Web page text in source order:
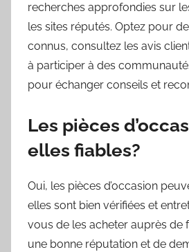
recherches approfondies sur
les sites réputés. Optez pour
connus, consultez les avis
à participer à des
pour échanger conseils et
Les pièces
elles fiables?
Oui, les pièces d’occasion
elles sont bien vérifiées et
vous de les acheter auprès de
une bonne réputation et de